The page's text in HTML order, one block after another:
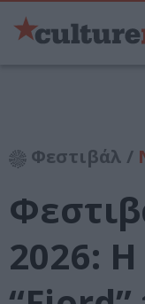
Φεστιβάλ /
2026: Η